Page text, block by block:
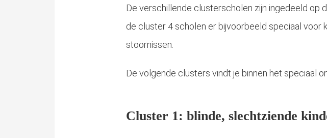
De verschillende clusterscholen zijn ingedeeld op
de cluster 4 scholen er bijvoorbeeld speciaal
stoornissen.
De volgende clusters vindt je binnen het speciaal
Cluster 1: blinde, slechtziende